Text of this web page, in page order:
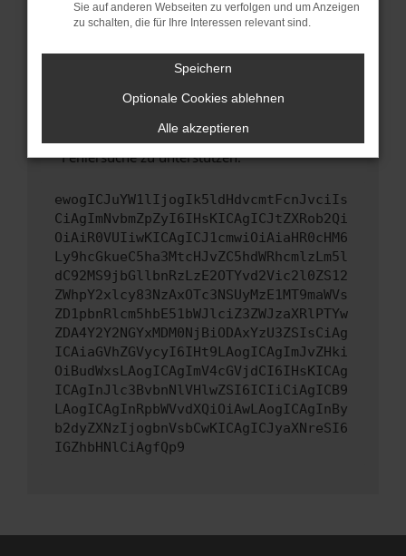
führen, dass bestimmte Funktionen nicht mehr
unterstützt werden.
Wende dich an den Webseitenbetreiber.
Wenn du alle oben genannten Schritte versucht
hast, kontaktiere uns bitte. Wir werden
uns diesen Text schicken, um uns bei der
Fehlersuche zu unterstützen:
ewogICJuYW1lIjogIk5ldHdvcmtFcnJvciIs
CiAgImNvbmZpZyI6IHsKICAgICJtZXRob2Qi
OiAiR0VUIiwKICAgICJ1cmwiOiAiaHR0cHM6
Ly9hcGkueC5ha3MtcHJvZC5hdWRhcmlzLm5l
dC92MS9jbGllbnRzLzE2OTYvd2Vic2l0ZS12
ZWhpY2xlcy83NzAxOTc3NSUyMzE1MT9maWVs
ZD1pbnRlcm5hbE51bWJlciZ3ZWJzaXRlPTYw
ZDA4Y2Y2NGYxMDM0NjBiODAxYzU3ZSIsCiAg
ICAiaGVhZGVycyI6IHt9LAogICAgImJvZHki
OiBudWxsLAogICAgImV4cGVjdCI6IHsKICAg
ICAgInJlc3BvbnNlVHlwZSI6ICIiCiAgICB9
LAogICAgInRpbWVvdXQiOiAwLAogICAgInBy
b2dyZXNzIjogbnVsbCwKICAgICJyaXNreSI6
IGZhbHNlCiAgfQp9
Sie auf anderen Webseiten zu verfolgen und um Anzeigen
zu schalten, die für Ihre Interessen relevant sind.
Speichern
Optionale Cookies ablehnen
Alle akzeptieren